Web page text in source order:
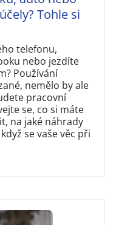
Tohle si
telefonu,
nebo jezdíte
Používání
nemělo by ale
pracovní
se, co si máte
na jaké náhrady
se vaše věc při